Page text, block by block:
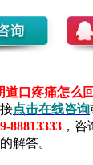
道口疼痛怎么
点击在线咨询
88813333 ，咨
解答。